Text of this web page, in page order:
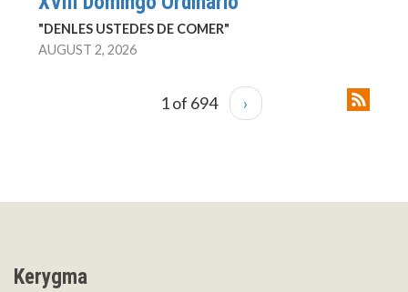
"DENLES USTEDES DE COMER"
AUGUST 2, 2026
1 of 694 ›
Kerygma